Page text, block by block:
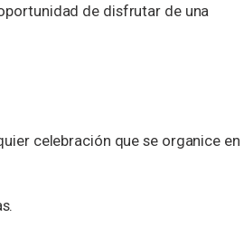
de disfrutar de una
celebración que se organice en